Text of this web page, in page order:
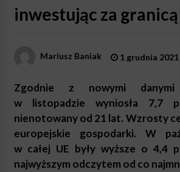
inwestując za granicą
Mariusz Baniak 1 grudnia 2021
Zgodnie z nowymi
w listopadzie wyniosła 7,7
nienotowany od 21 lat. Wzrosty
europejskie gospodarki. W
w całej UE były wyższe o 4,4
najwyższym odczytem od co